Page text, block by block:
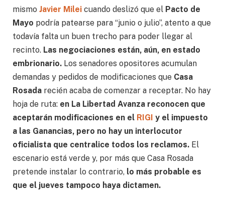
mismo Javier Milei cuando deslizó que el Pacto de
Mayo podría patearse para “junio o julio”, atento a que
todavía falta un buen trecho para poder llegar al
recinto. Las negociaciones están, aún, en estado
embrionario. Los senadores opositores acumulan
demandas y pedidos de modificaciones que Casa
Rosada recién acaba de comenzar a receptar. No hay
hoja de ruta: en La Libertad Avanza reconocen que
aceptarán modificaciones en el RIGI y el impuesto
a las Ganancias, pero no hay un interlocutor
oficialista que centralice todos los reclamos. El
escenario está verde y, por más que Casa Rosada
pretende instalar lo contrario, lo más probable es
que el jueves tampoco haya dictamen.